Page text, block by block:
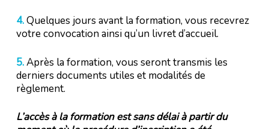
4.Quelques jours avant la formation, vous recevrez
votre convocation ainsi qu’un livret d’accueil.
5.Après la formation, vous seront transmis les
derniers documents utiles et modalités de
règlement.
L’accès à la formation est sans délai à partir du